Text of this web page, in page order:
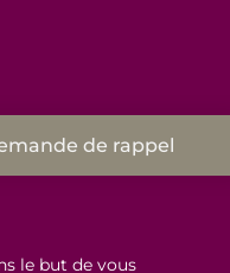
de rappel
le but de vous